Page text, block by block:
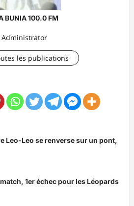
BUNIA 100.0 FM
Administrator
les publications
Leo-Leo se renverse sur un pont,
1er échec pour les Léopards